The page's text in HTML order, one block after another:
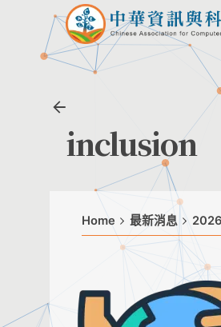
content
inclusion
Home 最新消息